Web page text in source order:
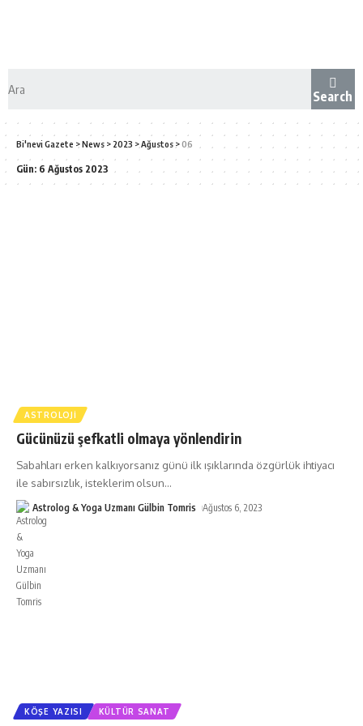
Search
Bi'nevi Gazete >News > 2023 >Ağustos >06
Gün: 6 Ağustos 2023
ASTROLOJI
Gücünüzü şefkatli olmaya yönlendirin
Sabahları erken kalkıyorsanız günü ilk ışıklarında özgürlük ihtiyacı
ile sabırsızlık, isteklerim olsun…
Astrolog & Yoga Uzmanı Gülbin Tomris Ağustos 6, 2023
KÖŞE YAZISI KÜLTÜR SANAT